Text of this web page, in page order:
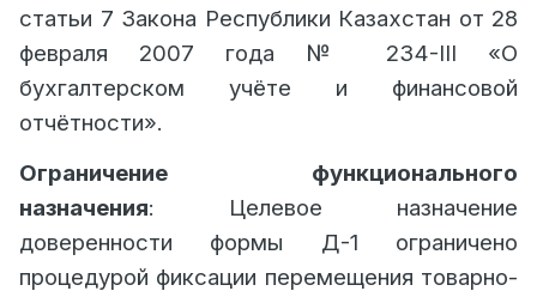
статьи 7 Закона Республики Казахстан от 28
февраля 2007 года № 234-III «О
бухгалтерском учёте и финансовой
отчётности».
Ограничение функционального
назначения: Целевое назначение
доверенности формы Д-1 ограничено
процедурой фиксации перемещения товарно-